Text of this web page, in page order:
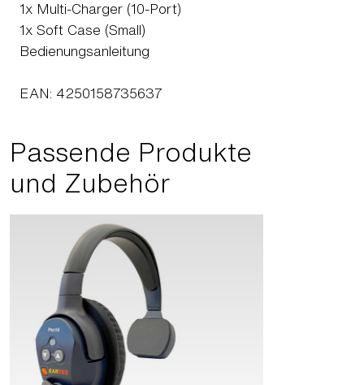
1x Multi-Charger (10-Port)
1x Soft Case (Small)
Bedienungsanleitung
EAN: 4250158735637
Passende Produkte
und Zubehör